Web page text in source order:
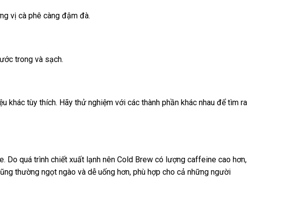
vị cà phê càng đậm đà.
trong và sạch.
tùy thích. Hãy thử nghiệm với các thành phần khác nhau để tìm ra
Do quá trình chiết xuất lạnh nên Cold Brew có lượng caffeine cao hơn,
thường ngọt ngào và dễ uống hơn, phù hợp cho cả những người